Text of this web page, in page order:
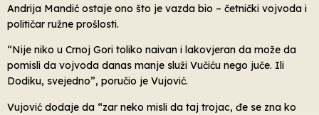
Andrija Mandić ostaje ono što je vazda bio – četnički vojvoda i
političar ružne prošlosti.
“Nije niko u Crnoj Gori toliko naivan i lakovjeran da može da
pomisli da vojvoda danas manje služi Vučiću nego juče. Ili
Dodiku, svejedno”, poručio je Vujović.
Vujović dodaje da “zar neko misli da taj trojac, đe se zna ko